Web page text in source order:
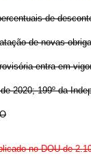
de
de novas
entra em
2020; 199º da
no DOU de